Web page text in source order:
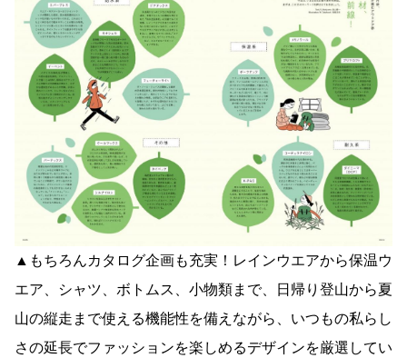
▲もちろんカタログ企画も充実！レインウエアから保温ウ
エア、シャツ、ボトムス、小物類まで、日帰り登山から夏
山の縦走まで使える機能性を備えながら、いつもの私らし
さの延長でファッションを楽しめるデザインを厳選してい